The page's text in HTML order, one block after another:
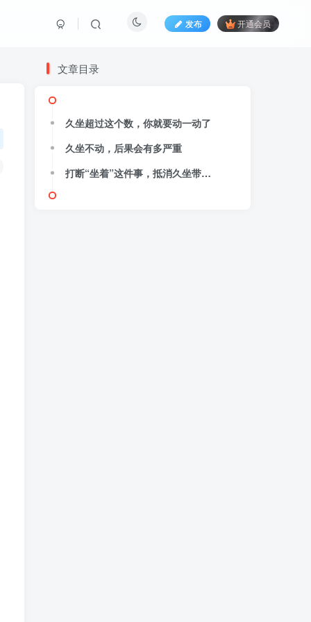
发布 开通会员
文章目录
久坐超过这个数，你就要动一动了
久坐不动，后果会有多严重
打断“坐着”这件事，抵消久坐带来的伤害